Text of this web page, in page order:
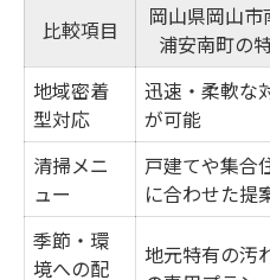
比較項目
岡山県岡山市
浦安南町の
地域密着
型対応
迅速・柔軟な
が可能
清掃メニ
ュー
戸建てや集合
に合わせた提
季節・環
境への配
地元特有の汚